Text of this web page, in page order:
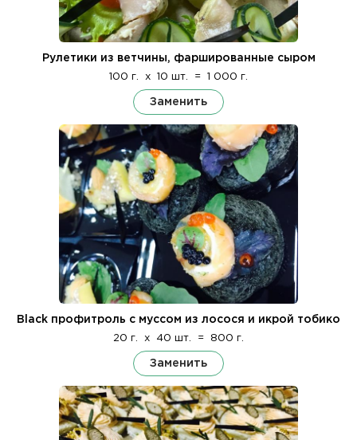
Рулетики из ветчины, фаршированные сыром
100 г. x 10 шт. = 1 000 г.
Заменить
Black профитроль с муссом из лосося и икрой тобико
20 г. x 40 шт. = 800 г.
Заменить